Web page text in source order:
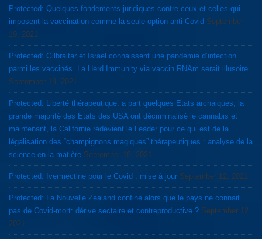
Protected: Quelques fondements juridiques contre ceux et celles qui
imposent la vaccination comme la seule option anti-Covid September
19, 2021
Protected: Gilbraltar et Israel connaissent une pandémie d’infection
parmi les vaccinés. La Herd Immunity via vaccin RNAm serait illusoire
September 19, 2021
Protected: Liberté thérapeutique: a part quelques Etats archaiques, la
grande majorité des Etats des USA ont décriminalisé le cannabis et
maintenant, la Californie redevient le Leader pour ce qui est de la
légalisation des “champignons magiques” thérapeutiques : analyse de la
science en la matière September 19, 2021
Protected: Ivermectine pour le Covid : mise à jour September 12, 2021
Protected: La Nouvelle Zealand confine alors que le pays ne connait
pas de Covid-mort: dérive sectaire et contreproductive ? September 12,
2021